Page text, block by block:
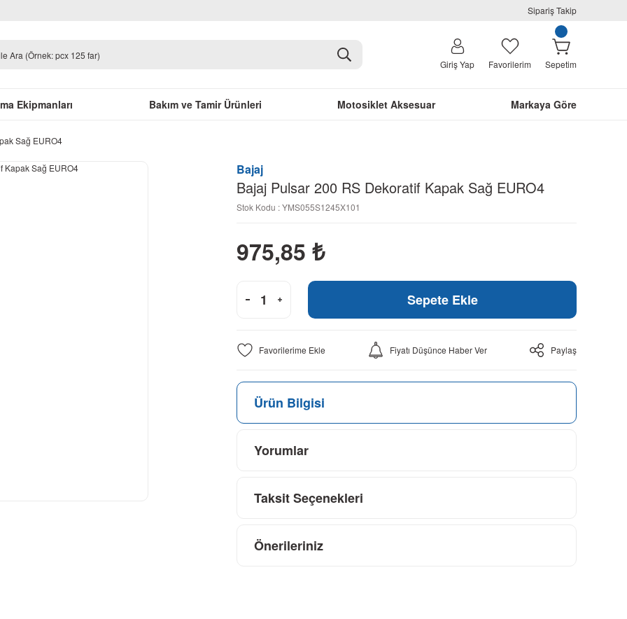
Sipariş Takip
Giriş Yap Favorilerim Sepetim
Ekipmanları Bakım ve Tamir Ürünleri Motosiklet Aksesuar Markaya Göre
Sağ EURO4
Bajaj
Bajaj Pulsar 200 RS Dekoratif Kapak Sağ EURO4
Stok Kodu : YMS055S1245X101
975,85 ₺
Sepete Ekle
Fiyatı Düşünce Haber Ver Paylaş
Ürün Bilgisi
Yorumlar
Taksit Seçenekleri
Önerileriniz